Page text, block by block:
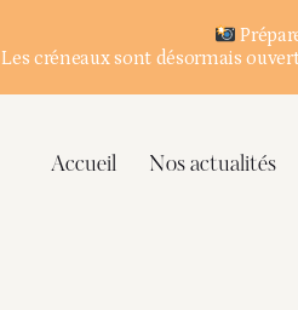
Accueil Nos actualités
Les créneaux sont désormais